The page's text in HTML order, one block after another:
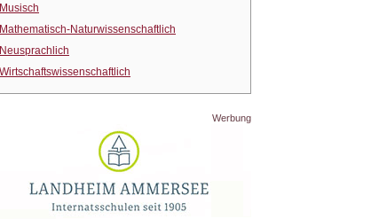
Musisch
Mathematisch-Naturwissenschaftlich
Neusprachlich
Wirtschaftswissenschaftlich
Werbung